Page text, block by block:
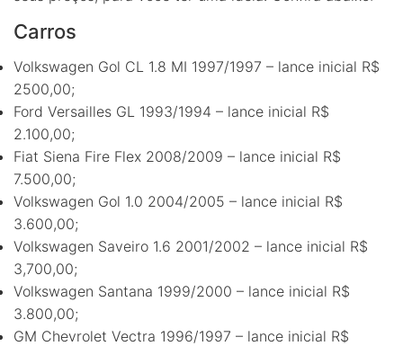
Carros
Volkswagen Gol CL 1.8 MI 1997/1997 – lance inicial R$
2500,00;
Ford Versailles GL 1993/1994 – lance inicial R$
2.100,00;
Fiat Siena Fire Flex 2008/2009 – lance inicial R$
7.500,00;
Volkswagen Gol 1.0 2004/2005 – lance inicial R$
3.600,00;
Volkswagen Saveiro 1.6 2001/2002 – lance inicial R$
3,700,00;
Volkswagen Santana 1999/2000 – lance inicial R$
3.800,00;
GM Chevrolet Vectra 1996/1997 – lance inicial R$